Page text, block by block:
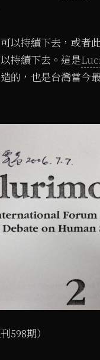
以持續下去，或者
持續下去。這是
的，也是台灣當今
598期）